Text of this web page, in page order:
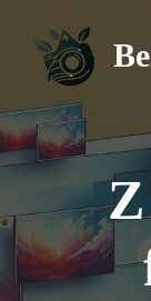
obsah